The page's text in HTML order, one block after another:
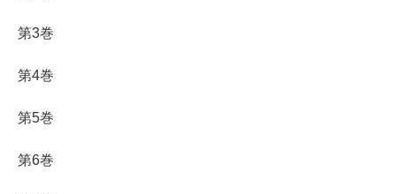
第3巻
第4巻
第5巻
第6巻